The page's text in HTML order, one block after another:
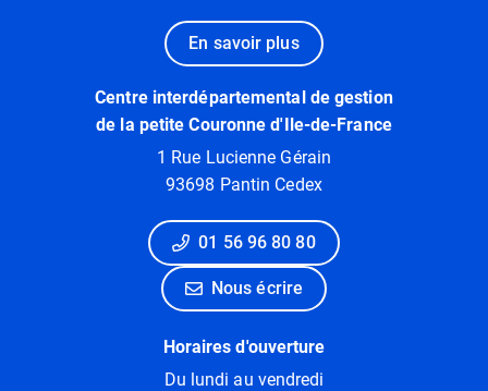
En savoir plus
Centre interdépartemental de gestion
de la petite Couronne d'Ile-de-France
1 Rue Lucienne Gérain
93698 Pantin Cedex
01 56 96 80 80
Nous écrire
Horaires d'ouverture
Du lundi au vendredi